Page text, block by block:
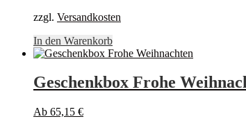
zzgl. Versandkosten
In den Warenkorb
Geschenkbox Frohe
Ab 65,15 €